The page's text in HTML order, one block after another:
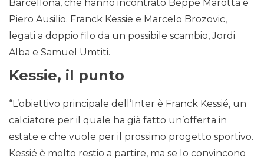
Barcellona, che hanno incontrato Beppe Marotta e
Piero Ausilio. Franck Kessie e Marcelo Brozovic,
legati a doppio filo da un possibile scambio, Jordi
Alba e Samuel Umtiti.
Kessie, il punto
“L’obiettivo principale dell’Inter è Franck Kessié, un
calciatore per il quale ha già fatto un’offerta in
estate e che vuole per il prossimo progetto sportivo.
Kessié è molto restio a partire, ma se lo convincono